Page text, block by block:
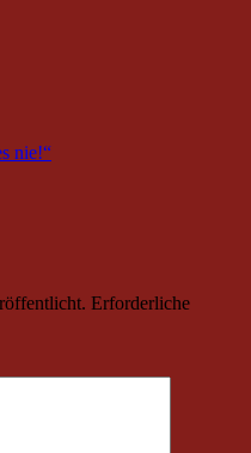
nie!“
Erforderliche